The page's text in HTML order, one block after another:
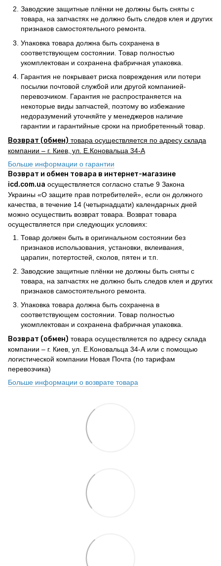
Заводские защитные плёнки не должны быть сняты с
товара, на запчастях не должно быть следов клея и других
признаков самостоятельного ремонта.
Упаковка товара должна быть сохранена в
соответствующем состоянии. Товар полностью
укомплектован и сохранена фабричная упаковка.
Гарантия не покрывает риска повреждения или потери
посылки почтовой службой или другой компанией-
перевозчиком. Гарантия не распространяется на
некоторые виды запчастей, поэтому во избежание
недоразумений уточняйте у менеджеров наличие
гарантии и гарантийные сроки на приобретенный товар.
Возврат (обмен) товара осуществляется по адресу склада
компании – г. Киев, ул. Е.Коновальца 34-А
Больше информации о гарантии
Возврат и обмен товара в интернет-магазине
icd.com.ua осуществляется согласно статье 9 Закона
Украины «О защите прав потребителей», если он должного
качества, в течение 14 (четырнадцати) календарных дней
можно осуществить возврат товара. Возврат товара
осуществляется при следующих условиях:
Товар должен быть в оригинальном состоянии без
признаков использования, установки, вклеивания,
царапин, потертостей, сколов, пятен и т.п.
Заводские защитные плёнки не должны быть сняты с
товара, на запчастях не должно быть следов клея и других
признаков самостоятельного ремонта.
Упаковка товара должна быть сохранена в
соответствующем состоянии. Товар полностью
укомплектован и сохранена фабричная упаковка.
Возврат (обмен) товара осуществляется по адресу склада
компании – г. Киев, ул. Е.Коновальца 34-А или с помощью
логистической компании Новая Почта (по тарифам
перевозчика)
Больше информации о возврате товара